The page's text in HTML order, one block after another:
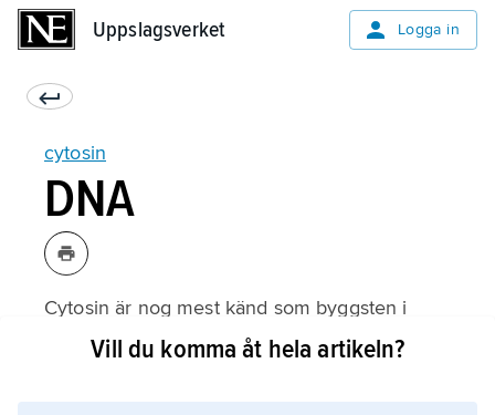
Uppslagsverket Logga in
cytosin
DNA
Cytosin är nog mest känd som byggsten i
DNA. DNA-molekylen är dubbelsträngad och
Vill du komma åt hela artikeln?